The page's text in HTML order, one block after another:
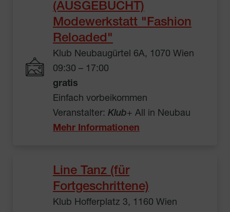
(AUSGEBUCHT)
Modewerkstatt "Fashion
Reloaded"
Klub Neubaugürtel 6A, 1070 Wien
09:30 – 17:00
gratis
Einfach vorbeikommen
Veranstalter: Klub+ All in Neubau
Mehr Informationen
Line Tanz (für
Fortgeschrittene)
Klub Hofferplatz 3, 1160 Wien